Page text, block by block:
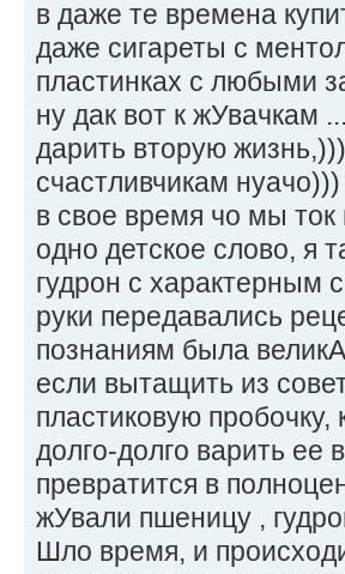
в даже те времена
даже сигареты с
пластинках с любыми
ну дак вот к
дарить вторую
счастливчикам нуачо)))
в свое время чо мы
одно детское слово, я
гудрон с характерным
руки передавались
познаниям была
если вытащить из
пластиковую
долго-долго варить ее
превратится в
жУвали пшеницу ,
Шло время, и